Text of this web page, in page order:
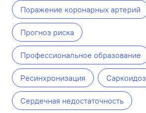
Поражение коронарных артерий
Прогноз риска
Профессиональное образование
Ресинхронизация Саркоидоз
Сердечная недостаточность